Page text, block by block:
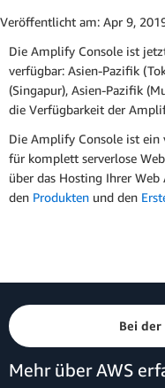
Veröffentlicht am: Apr 9,
Die Amplify Console ist
verfügbar: Asien-Pazifik
(Singapur), Asien-Pazifik
die Verfügbarkeit der
Die Amplify Console ist
für komplett serverlose
über das Hosting Ihrer
den Produkten und den
Bei
Mehr über AWS